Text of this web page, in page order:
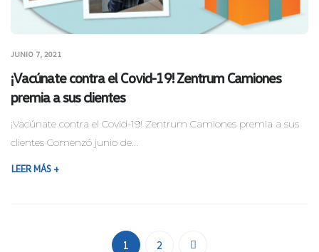
¡Vacúnate contra el Covid-19! Zentrum Camiones
premia a sus clientes
JUNIO 7, 2021
¡Vacúnate contra el Covid-19! Zentrum Camiones premia a sus
clientes Comenzó junio de...
LEER MÁS +
1 2